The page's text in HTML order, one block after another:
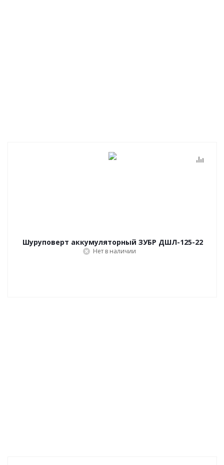
Шуруповерт аккумуляторный ЗУБР ДШЛ-125-22
Нет в наличии